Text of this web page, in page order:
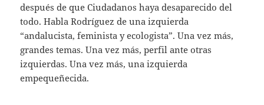
después de que Ciudadanos haya desaparecido del
todo. Habla Rodríguez de una izquierda
“andalucista, feminista y ecologista”. Una vez más,
grandes temas. Una vez más, perfil ante otras
izquierdas. Una vez más, una izquierda
empequeñecida.